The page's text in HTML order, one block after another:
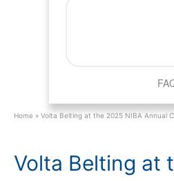
Home » Volta Belting at the 2025 NIBA Annual
Volta Belting at